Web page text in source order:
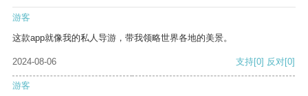
游客
这款app就像我的私人导游，带我领略世界各地的美景。
2024-08-06 支持[0] 反对[0]
游客